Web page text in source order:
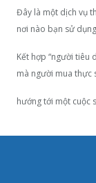
Đây là một dịch vụ
nơi nào bạn sử
Kết hợp “người tiêu
mà người mua thực
hướng tới một cuộc